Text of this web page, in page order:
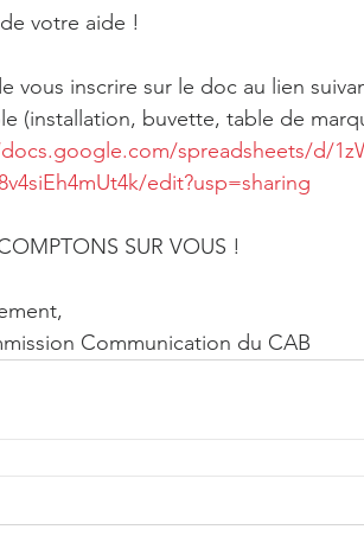
votre aide !
vous inscrire sur le doc au lien
(installation, buvette, table de
spreadsheets/d/
edit?usp=sharing
SUR VOUS !
Communication du CAB